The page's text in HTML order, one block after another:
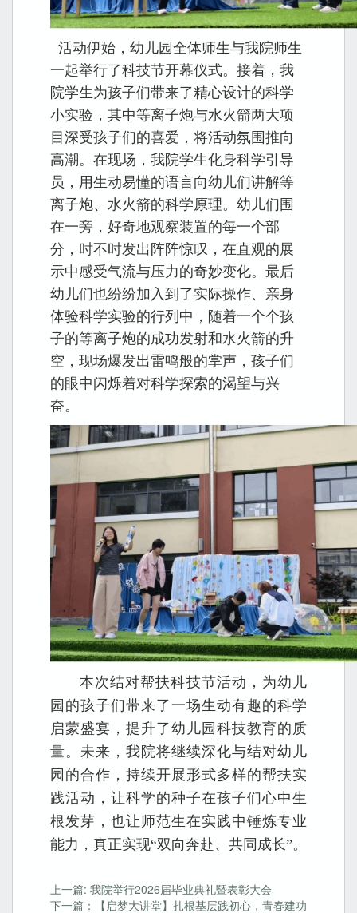
活动伊始，幼儿园全体师生与我院师生
一起举行了科技节开幕仪式。接着，我
院学生为孩子们带来了精心设计的科学
小实验，其中等离子炮与水火箭两大项
目深受孩子们的喜爱，将活动氛围推向
高潮。在现场，我院学生化身科学引导
员，用生动易懂的语言向幼儿们讲解等
离子炮、水火箭的科学原理。幼儿们围
在一旁，好奇地观察装置的每一个部
分，时不时发出阵阵惊叹，在直观的展
示中感受气流与压力的奇妙变化。最后
幼儿们也纷纷加入到了实际操作、亲身
体验科学实验的行列中，随着一个个孩
子的等离子炮的成功发射和水火箭的升
空，现场爆发出雷鸣般的掌声，孩子们
的眼中闪烁着对科学探索的渴望与兴
奋。
本次结对帮扶科技节活动，为幼儿
园的孩子们带来了一场生动有趣的科学
启蒙盛宴，提升了幼儿园科技教育的质
量。未来，我院将继续深化与结对幼儿
园的合作，持续开展形式多样的帮扶实
践活动，让科学的种子在孩子们心中生
根发芽，也让师范生在实践中锤炼专业
能力，真正实现“双向奔赴、共同成长”。
上一篇: 我院举行2026届毕业典礼暨表彰大会
下一篇：【启梦大讲堂】扎根基层践初心，青春建功